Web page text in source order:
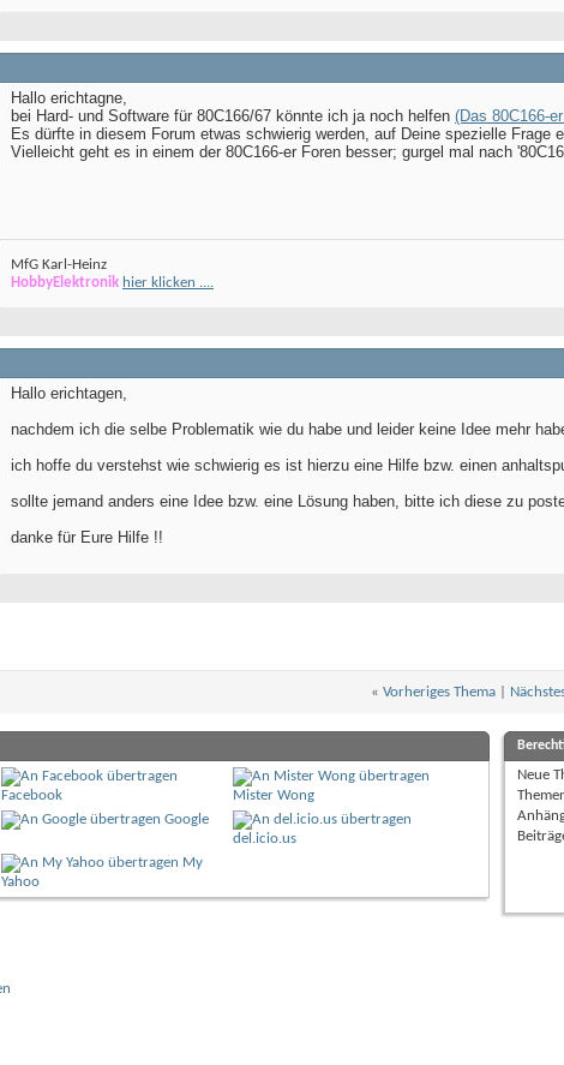
Hallo erichtagne,
bei Hard- und Software für 80C166/67 könnte ich ja noch helfen (Das 80C166-
Es dürfte in diesem Forum etwas schwierig werden, auf Deine spezielle Frage
Vielleicht geht es in einem der 80C166-er Foren besser; gurgel mal nach
MfG Karl-Heinz
HobbyElektronik hier klicken ....
Hallo erichtagen,
nachdem ich die selbe Problematik wie du habe und leider keine Idee mehr
ich hoffe du verstehst wie schwierig es ist hierzu eine Hilfe bzw. einen
sollte jemand anders eine Idee bzw. eine Lösung haben, bitte ich diese zu
danke für Eure Hilfe !!
« Vorheriges Thema|
Facebook
Mister Wong
Google
del.icio.us
My
Yahoo
Neue